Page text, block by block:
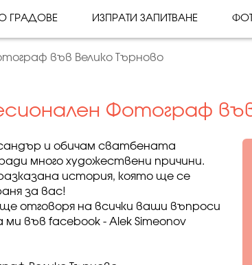
ГРАДОВЕ ИЗПРАТИ ЗАПИТВАНЕ
във Велико Търново
Фотограф
и обичам сватбената
много художествени причини.
история, която ще се
за вас!
отговоря на всички ваши въпроси
във facebook - Alek Simeonov